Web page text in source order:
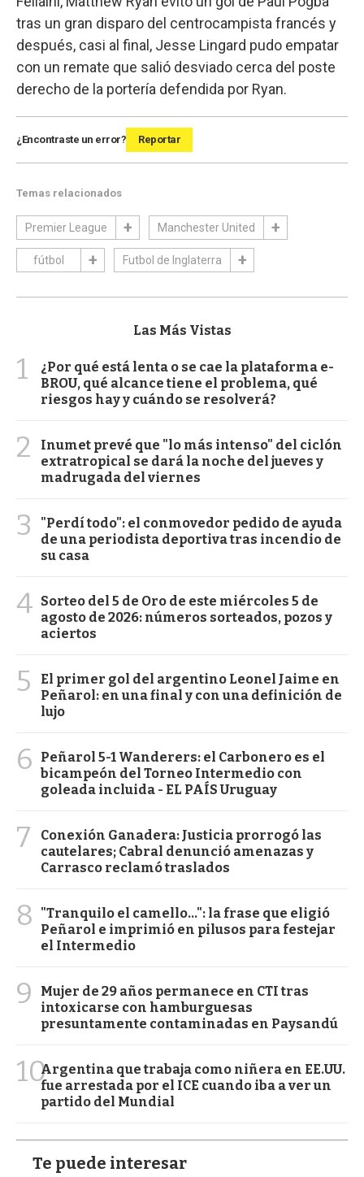
tras un gran disparo del centrocampista francés y
después, casi al final, Jesse Lingard pudo empatar
con un remate que salió desviado cerca del poste
derecho de la portería defendida por Ryan.
¿Encontraste un error? Reportar
Temas relacionados
Premier League Manchester United
fútbol Futbol de Inglaterra
Las Más Vistas
1
¿Por qué está lenta o se cae la plataforma e-
BROU, qué alcance tiene el problema, qué
riesgos hay y cuándo se resolverá?
2
Inumet prevé que "lo más intenso" del ciclón
extratropical se dará la noche del jueves y
madrugada del viernes
3
"Perdí todo": el conmovedor pedido de ayuda
de una periodista deportiva tras incendio de
su casa
4 Sorteo del 5 de Oro de este miércoles 5 de
agosto de 2026: números sorteados, pozos y
aciertos
5
El primer gol del argentino Leonel Jaime en
Peñarol: en una final y con una definición de
lujo
6
Peñarol 5-1 Wanderers: el Carbonero es el
bicampeón del Torneo Intermedio con
goleada incluida - EL PAÍS Uruguay
7
Conexión Ganadera: Justicia prorrogó las
cautelares; Cabral denunció amenazas y
Carrasco reclamó traslados
8
"Tranquilo el camello...": la frase que eligió
Peñarol e imprimió en pilusos para festejar
el Intermedio
9
Mujer de 29 años permanece en CTI tras
intoxicarse con hamburguesas
presuntamente contaminadas en Paysandú
10Argentina que trabaja como niñera en EE.UU.
fue arrestada por el ICE cuando iba a ver un
partido del Mundial
Te puede interesar